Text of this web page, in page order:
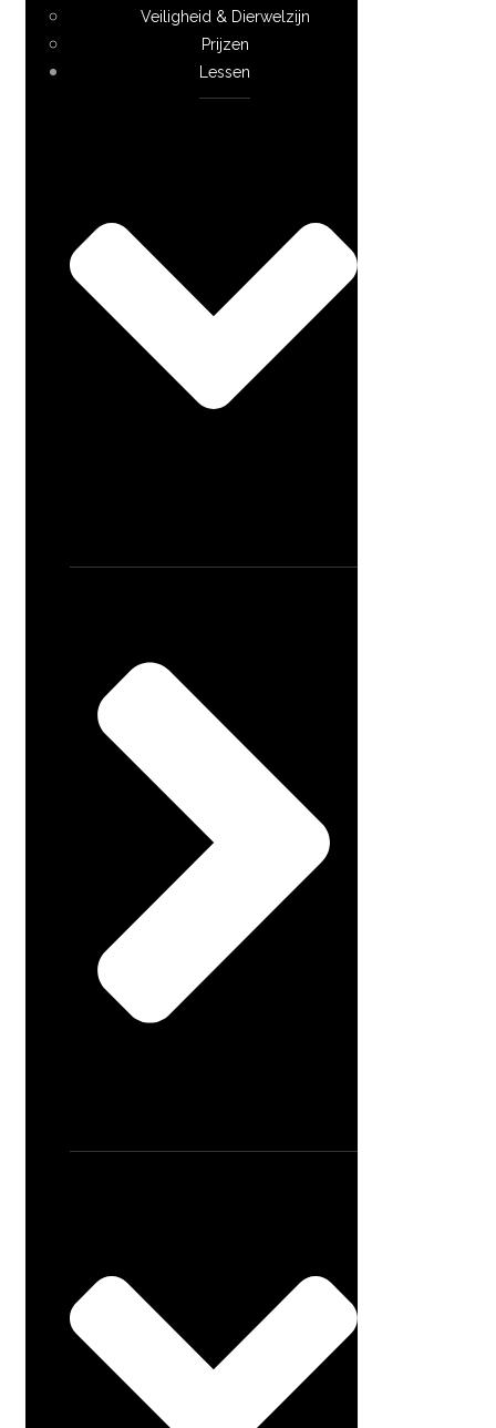
Veiligheid & Dierwelzijn
Prijzen
Lessen